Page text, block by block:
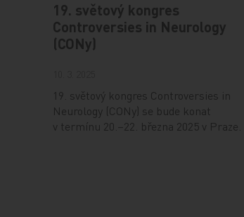
19. světový kongres
Controversies in Neurology
(CONy)
19. světový kongres Controversies in
Neurology (CONy) se bude konat
v termínu 20.–22. března 2025 v Praze.